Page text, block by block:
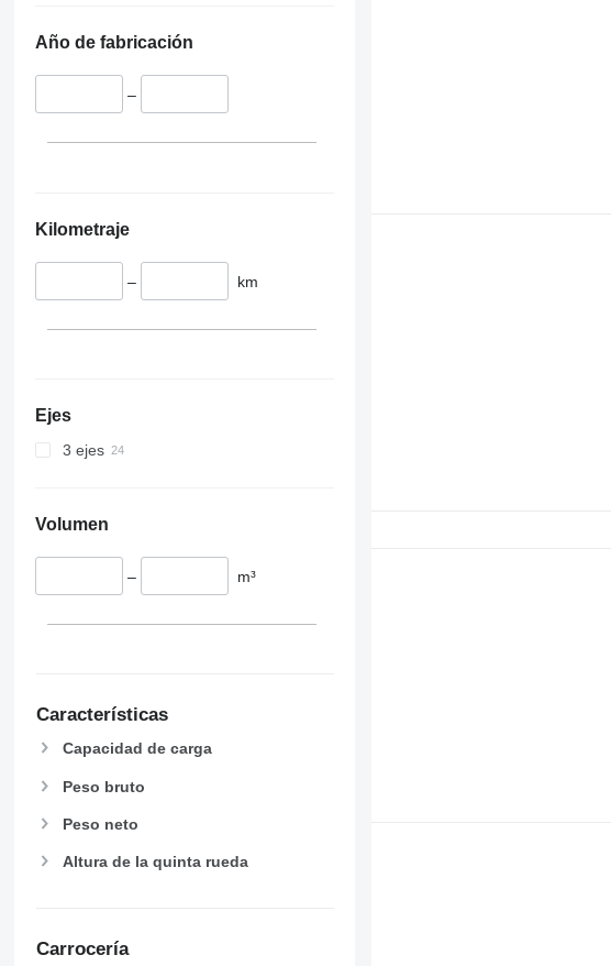
Año de fabricación
–
Kilometraje
– km
Ejes
3 ejes
Volumen
– m³
Características
Capacidad de carga
Peso bruto
Peso neto
Altura de la quinta rueda
Carrocería